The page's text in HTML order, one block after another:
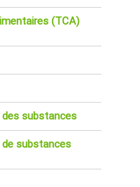
(TCA)
substances
substances